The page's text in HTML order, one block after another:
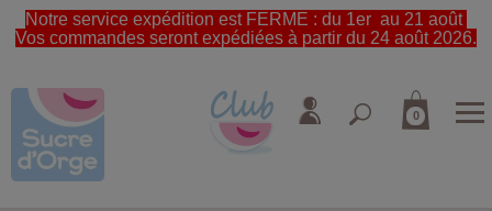
Notre service expédition est FERME : du 1er au 21 août
Vos commandes seront expédiées à partir du 24 août 2026.
0